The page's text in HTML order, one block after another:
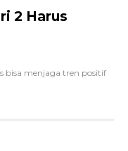
2 Harus
bisa menjaga tren positif